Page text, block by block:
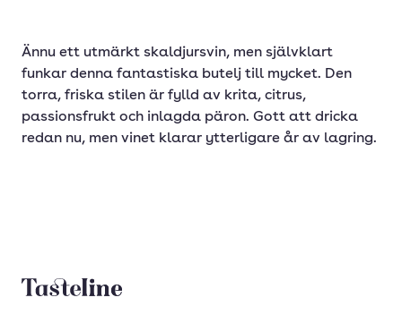
Ännu ett utmärkt skaldjursvin, men självklart
funkar denna fantastiska butelj till mycket. Den
torra, friska stilen är fylld av krita, citrus,
passionsfrukt och inlagda päron. Gott att dricka
redan nu, men vinet klarar ytterligare år av lagring.
Tasteline startsida